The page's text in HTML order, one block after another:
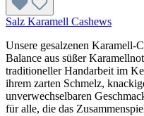
Salz Karamell Cashews
Unsere gesalzenen Karamell-
Balance aus süßer
traditioneller Handarbeit im
ihrem zarten Schmelz,
unverwechselbaren
für alle, die das